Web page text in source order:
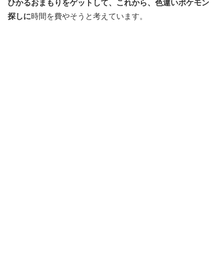
ひかるおまもりをゲットして、これから、色違いポケモン
探しに時間を費やそうと考えています。